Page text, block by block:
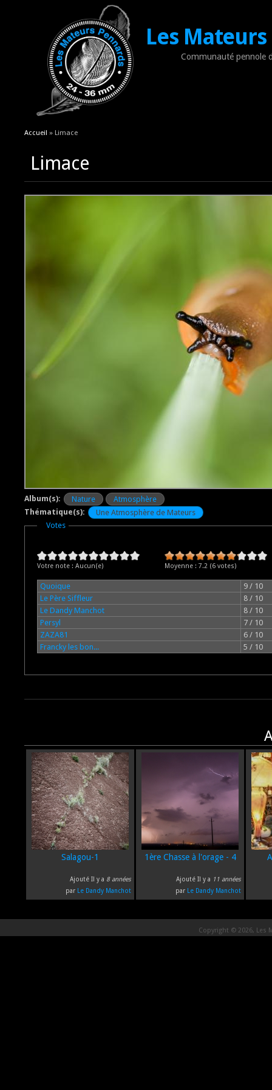
Les
Communauté pennole
Vous êtes ici
Accueil » Limace
Limace
Album(s): Nature
Atmosphère
Thématique(s):
Une Atmosphère de Mateurs
Masquer
Votes
Votre note : Aucun(e) Moyenne : 7.2 (6votes)
Quoique
9 / 10
Le Père Siffleur
8 / 10
Le Dandy Manchot
8 / 10
Persyl
7 / 10
ZAZA81
6 / 10
Francky les bon...
5 / 10
Salagou-1
Ajouté Il y a 8 années
par Le Dandy Manchot
1ère Chasse à l'orage - 4
Ajouté Il y a 11 années
par Le Dandy Manchot
Copyright © 2026, Les